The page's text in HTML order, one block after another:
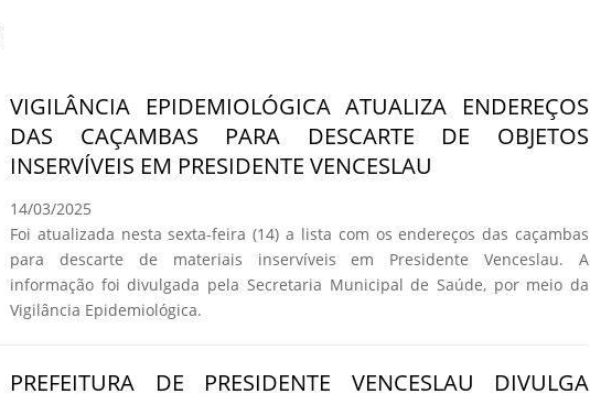
VIGILÂNCIA EPIDEMIOLÓGICA ATUALIZA ENDEREÇOS
DAS CAÇAMBAS PARA DESCARTE DE OBJETOS
INSERVÍVEIS EM PRESIDENTE VENCESLAU
14/03/2025
Foi atualizada nesta sexta-feira (14) a lista com os endereços das caçambas
para descarte de materiais inservíveis em Presidente Venceslau. A
informação foi divulgada pela Secretaria Municipal de Saúde, por meio da
Vigilância Epidemiológica.
PREFEITURA DE PRESIDENTE VENCESLAU DIVULGA